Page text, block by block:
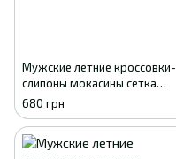
Мужские летние кроссовки-
слипоны мокасины сетка
DAGO песочные 41
680 грн